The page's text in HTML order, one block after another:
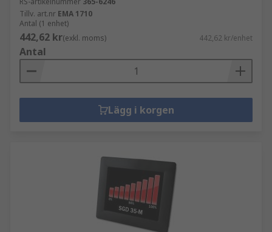
Tillv. art.nr EMA 1710
Antal (1 enhet)
442,62 kr(exkl. moms) 442,62 kr/enhet
Antal
Lägg i korgen